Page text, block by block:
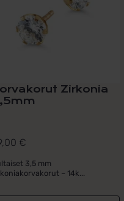
Zirkonia
€
3,5 mm
– 14k...